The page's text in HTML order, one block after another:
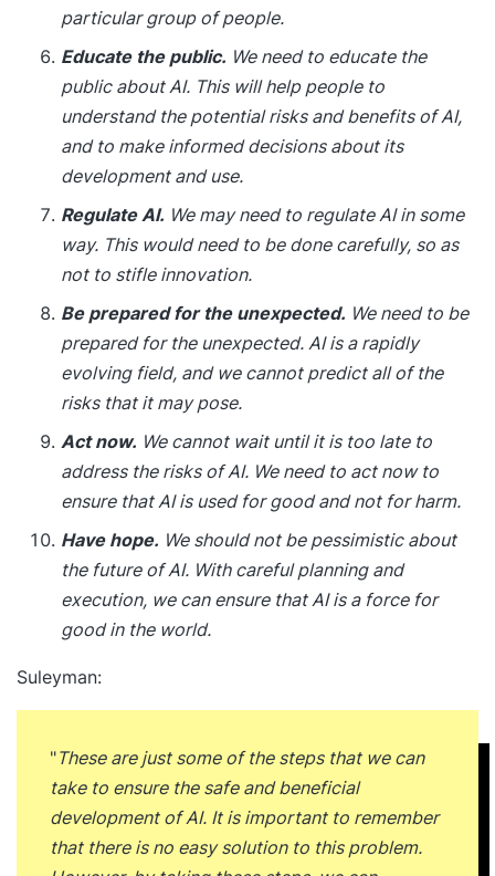
particular group of people.
Educate the public. We need to educate the
public about AI. This will help people to
understand the potential risks and benefits of AI,
and to make informed decisions about its
development and use.
Regulate AI. We may need to regulate AI in some
way. This would need to be done carefully, so as
not to stifle innovation.
Be prepared for the unexpected. We need to be
prepared for the unexpected. AI is a rapidly
evolving field, and we cannot predict all of the
risks that it may pose.
Act now. We cannot wait until it is too late to
address the risks of AI. We need to act now to
ensure that AI is used for good and not for harm.
Have hope. We should not be pessimistic about
the future of AI. With careful planning and
execution, we can ensure that AI is a force for
good in the world.
Suleyman:
"These are just some of the steps that we can
take to ensure the safe and beneficial
development of AI. It is important to remember
that there is no easy solution to this problem.